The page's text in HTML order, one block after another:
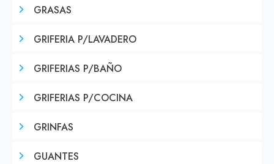
GRASAS
GRIFERIA P/LAVADERO
GRIFERIAS P/BAÑO
GRIFERIAS P/COCINA
GRINFAS
GUANTES